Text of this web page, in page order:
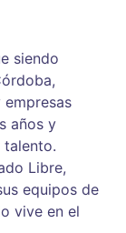
siendo
años y
talento.
Libre,
equipos de
vive en el